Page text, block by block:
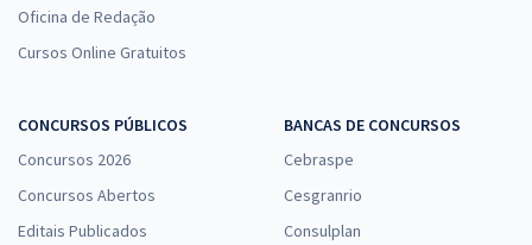
Oficina de Redação
Cursos Online Gratuitos
CONCURSOS PÚBLICOS
Concursos 2026
Concursos Abertos
Editais Publicados
BANCAS DE CONCURSOS
Cebraspe
Cesgranrio
Consulplan